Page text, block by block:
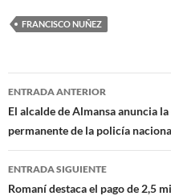
e
b
o
o
k
at
s
A
p
p
FRANCISCO NUÑEZ
Navegación
de
entradas
ENTRADA ANTERIOR
El alcalde de Almansa anuncia
permanente de la policía
ENTRADA SIGUIENTE
Romaní destaca el pago de 2,5